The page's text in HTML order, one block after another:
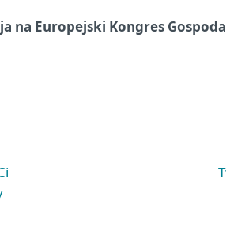
na Europejski Kongres